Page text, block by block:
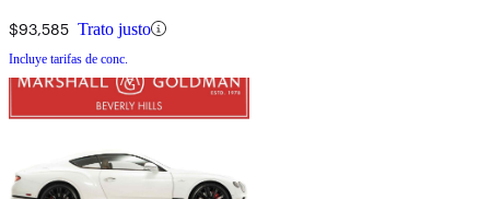
$93,585 Trato justo
Incluye tarifas de conc.